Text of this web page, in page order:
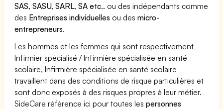
SAS, SASU, SARL, SA etc.. ou des indépendants comme
des Entreprises individuelles ou desmicro-
entrepreneurs.
Les hommes et les femmes qui sont respectivement
Infirmier spécialisé / Infirmière spécialisée en santé
scolaire, Infirmière spécialisée en santé scolaire
travaillent dans des conditions de risque particulières et
sont donc exposés à des risques propres à leur métier.
SideCare référence ici pour toutes lespersonnes